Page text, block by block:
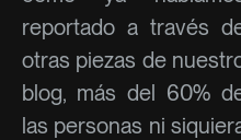
reportado a través
otras piezas de
blog, más del 60%
las personas ni